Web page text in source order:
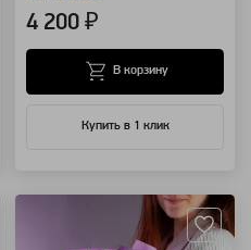
4 200 ₽
Купить в 1 клик
В корзину